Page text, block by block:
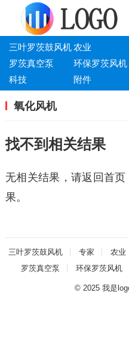
三叶罗茨鼓风机农业
罗茨真空泵
环保罗茨风机
科技
附件
氧化风机
找不到相关结果
无相关结果，请返回首
果。
三叶罗茨鼓风机 专家 农业
罗茨真空泵
环保罗茨风机
© 2025 我是